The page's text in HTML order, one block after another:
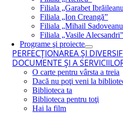
Filiala „Garabet
Filiala „Ion Creangă”
Filiala „Mihail
Filiala „Vasile Alecsandri”
Programe şi proiecte
PERFECŢIONAREA ŞI
DOCUMENTE ŞI A
O carte pentru vârsta a treia
Dacă nu poţi veni la
Biblioteca ta
Biblioteca pentru toţi
Hai la film